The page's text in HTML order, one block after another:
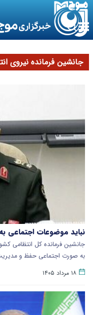
جانشین فرمانده نیروی
نباید موضوعات اجتماعی
جانشین فرمانده کل انتظامی
به صورت اجتماعی حفظ و
۱۸ مرداد ۱۴۰۵